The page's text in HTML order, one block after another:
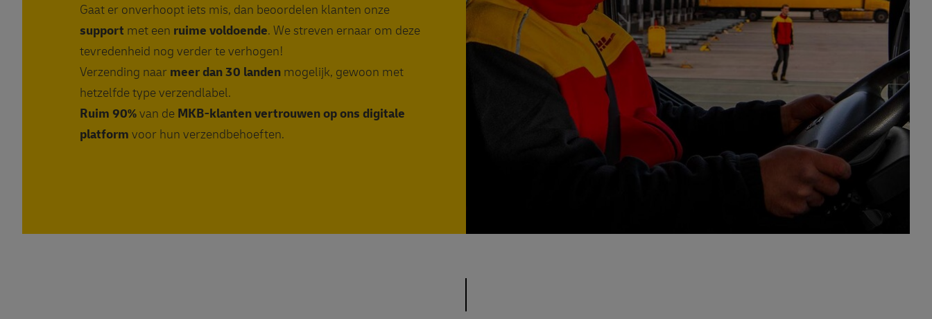
Gaat er onverhoopt iets mis, dan beoordelen klanten onze
support met een ruime voldoende. We streven ernaar om deze
tevredenheid nog verder te verhogen!
Verzending naar meer dan 30 landen mogelijk, gewoon met
hetzelfde type verzendlabel.
Ruim 90%van de MKB-klanten vertrouwen op ons digitale
platform voor hun verzendbehoeften.